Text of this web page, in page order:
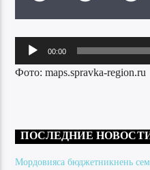
Аудиоплеер
00:00
Фото: maps.spravka-region.ru
ПОСЛЕДНИЕ
Мордовияса бюджетникнень